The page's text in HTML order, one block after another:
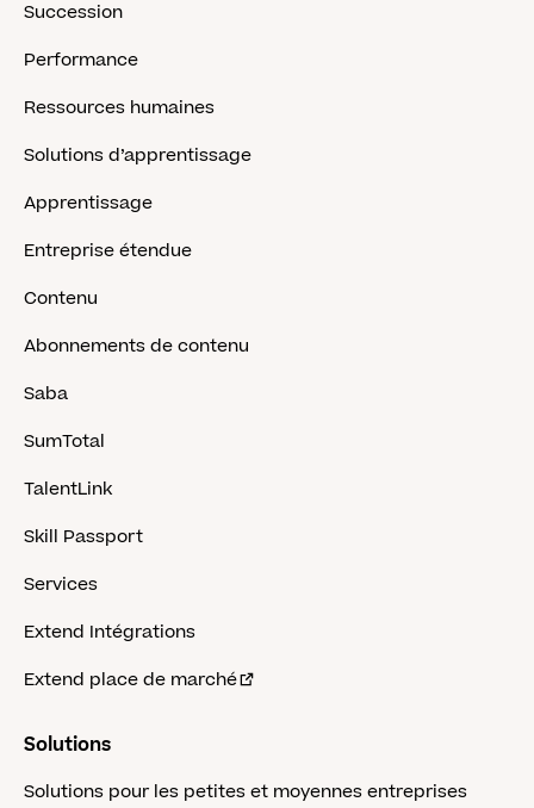
Succession
Performance
Ressources humaines
Solutions d’apprentissage
Apprentissage
Entreprise étendue
Contenu
Abonnements de contenu
Saba
SumTotal
TalentLink
Skill Passport
Services
Extend Intégrations
Extend place de marché
Solutions
Solutions pour les petites et moyennes entreprises